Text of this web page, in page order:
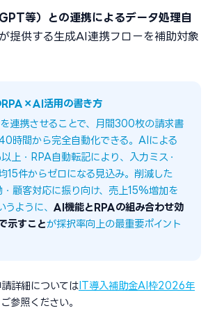
等）との連携によるデータ処理自
提供する生成AI連携フローを補助対象
RPA×AI活用の書き方
連携させることで、月間300枚の請求書
時間から完全自動化できる。AIによる
上・RPA自動転記により、入力ミス・
15件からゼロになる見込み。削減した
顧客対応に振り向け、売上15%増加を
うように、 AI機能とRPAの組み合わせ効
示すことが採択率向上の最重要ポイント
詳細については IT導入補助金AI枠2026年
参照ください。